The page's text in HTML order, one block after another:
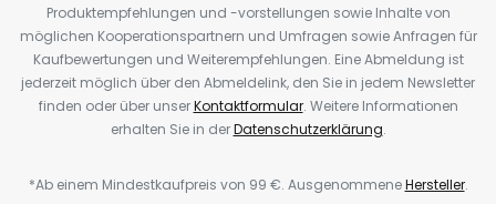
Produktempfehlungen und -vorstellungen sowie Inhalte von
möglichen Kooperationspartnern und Umfragen sowie Anfragen für
Kaufbewertungen und Weiterempfehlungen. Eine Abmeldung ist
jederzeit möglich über den Abmeldelink, den Sie in jedem Newsletter
finden oder über unserKontaktformular. Weitere Informationen
erhalten Sie in derDatenschutzerklärung.
*Ab einem Mindestkaufpreis von 99 €. AusgenommeneHersteller.